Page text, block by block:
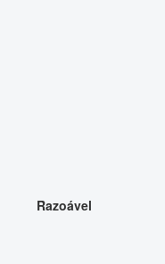
Razoável